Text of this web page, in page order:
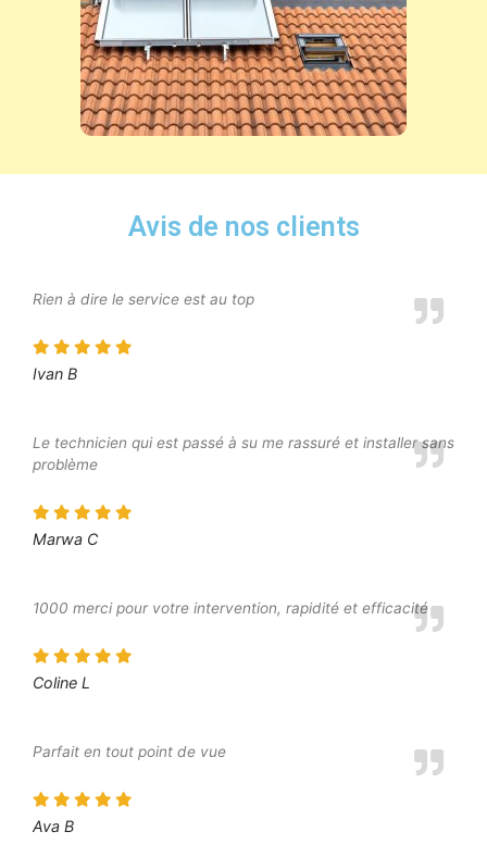
Avis de nos clients
Rien à dire le service est au top
Ivan B
Le technicien qui est passé à su me rassuré et installer sans
problème
Marwa C
1000 merci pour votre intervention, rapidité et efficacité
Coline L
Parfait en tout point de vue
Ava B